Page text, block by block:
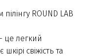
ROUND LAB
це легкий
свіжість та